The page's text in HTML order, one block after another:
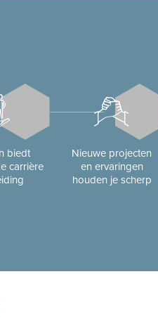
biedt
carrière
Nieuwe projecten
en ervaringen
houden je scherp